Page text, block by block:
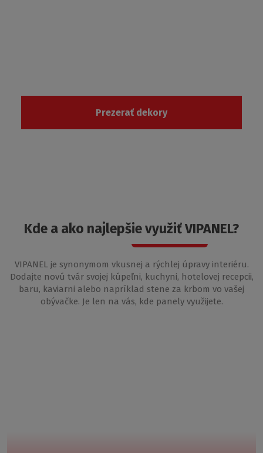
Prezerať dekory
Kde a ako najlepšie využiť VIPANEL?
VIPANEL je synonymom vkusnej a rýchlej úpravy interiéru.
Dodajte novú tvár svojej kúpeľni, kuchyni, hotelovej recepcii,
baru, kaviarni alebo napríklad stene za krbom vo vašej
obývačke. Je len na vás, kde panely využijete.